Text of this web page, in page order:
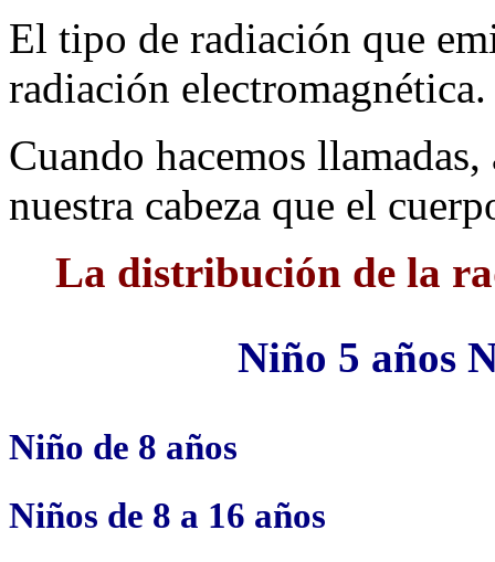
El tipo de radiación que
radiación electromagnética.
Cuando hacemos
nuestra cabeza que el
La distribución de la
Niño 5 años
Niño de 8 años
Niños de 8 a 16 años